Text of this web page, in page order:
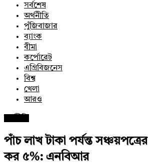
সর্বশেষ
অর্থনীতি
পুঁজিবাজার
ব্যাংক
বীমা
কর্পোরেট
এগ্রিবিজনেস
বিশ্ব
খেলা
আরও
পাঁচ লাখ টাকা পর্যন্ত
কর ৫%: এনবিআর